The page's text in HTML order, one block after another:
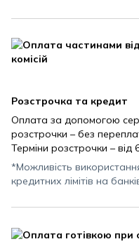
Розстрочка та кредит
Оплата за допомогою
розстрочки – без
Терміни розстрочки – від
*Можливість
кредитних лімітів на